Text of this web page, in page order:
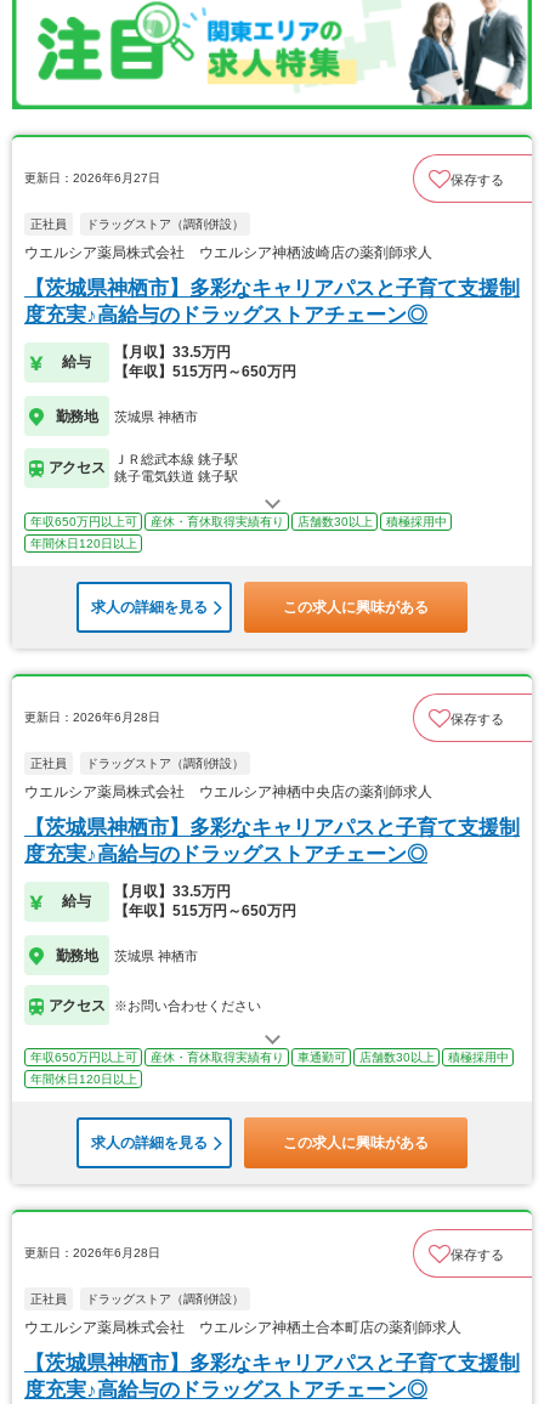
更新日：2026年6月27日 保存する
正社員 ドラッグストア（調剤併設）
ウエルシア薬局株式会社 ウエルシア神栖波崎店の薬剤師求人
【茨城県神栖市】多彩なキャリアパスと子育て支援制
度充実♪高給与のドラッグストアチェーン◎
給与
【月収】33.5万円
【年収】515万円～650万円
勤務地 茨城県 神栖市
アクセス
ＪＲ総武本線 銚子駅
銚子電気鉄道 銚子駅
年収650万円以上可 産休・育休取得実績有り 店舗数30以上
積極採用中
年間休日120日以上
求人の詳細を見る この求人に興味がある
更新日：2026年6月28日 保存する
正社員 ドラッグストア（調剤併設）
ウエルシア薬局株式会社 ウエルシア神栖中央店の薬剤師求人
【茨城県神栖市】多彩なキャリアパスと子育て支援制
度充実♪高給与のドラッグストアチェーン◎
給与
【月収】33.5万円
【年収】515万円～650万円
勤務地 茨城県 神栖市
アクセス ※お問い合わせください
年収650万円以上可 産休・育休取得実績有り 車通勤可 店舗数30以上
積極採用中
年間休日120日以上
求人の詳細を見る この求人に興味がある
更新日：2026年6月28日 保存する
正社員 ドラッグストア（調剤併設）
ウエルシア薬局株式会社 ウエルシア神栖土合本町店の薬剤師求人
【茨城県神栖市】多彩なキャリアパスと子育て支援制
度充実♪高給与のドラッグストアチェーン◎